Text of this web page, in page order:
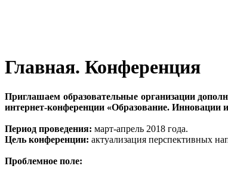
Главная. Конференция
Приглашаем образовательные организации
интернет-конференции «Образование. Инновации
Период проведения: март-апрель 2018 года.
Цель конференции: актуализация перспективных
Проблемное поле: